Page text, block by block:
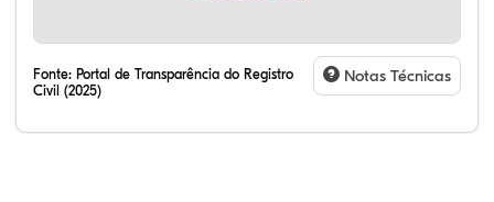
Fonte: Portal de Transparência do Registro
Civil (2025)
Notas Técnicas